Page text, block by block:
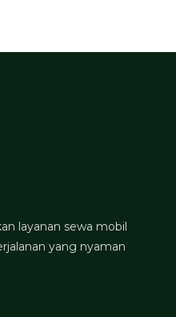
layanan sewa mobil
yang nyaman